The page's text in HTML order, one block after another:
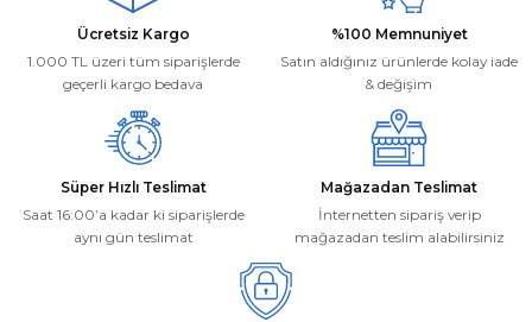
Ürün bilgilerinde hatalar bulunuyor.
Ürün fiyatı diğer sitelerden daha pahalı.
Bu ürüne benzer farklı alternatifler olmalı.
Deneyimini Paylaş
Ücretsiz Kargo
1.000 TL üzeri tüm siparişlerde
geçerli kargo bedava
%100 Memnuniyet
Satın aldığınız ürünlerde kolay iade
& değişim
Süper Hızlı Teslimat
Saat 16:00’a kadar ki siparişlerde
aynı gün teslimat
Mağazadan Teslimat
İnternetten sipariş verip
mağazadan teslim alabilirsiniz